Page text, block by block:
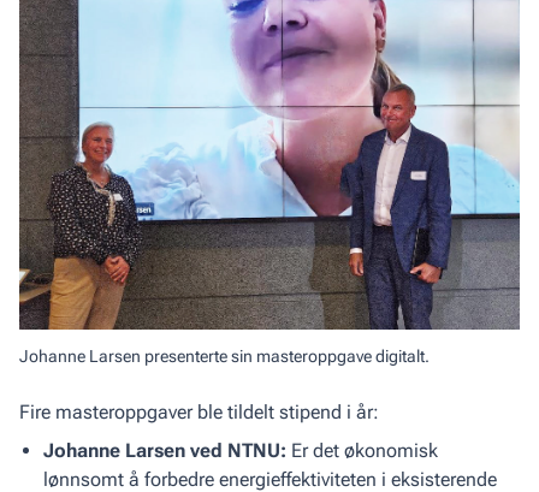
Johanne Larsen presenterte sin masteroppgave digitalt.
Fire masteroppgaver ble tildelt stipend i år:
Johanne Larsen ved NTNU: Er det økonomisk
lønnsomt å forbedre energieffektiviteten i eksisterende